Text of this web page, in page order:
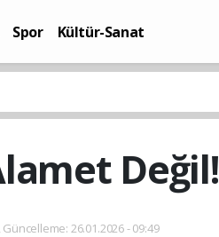
Spor
Kültür-Sanat
Değil!
26.01.2026 - 09:49